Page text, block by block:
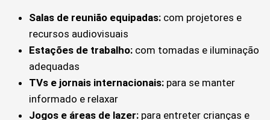
Salas de reunião equipadas: com projetores e
recursos audiovisuais
Estações de trabalho: com tomadas e iluminação
adequadas
TVs e jornais internacionais: para se manter
informado e relaxar
Jogos e áreas de lazer: para entreter crianças e